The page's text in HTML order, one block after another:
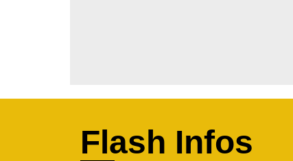
Flash Infos